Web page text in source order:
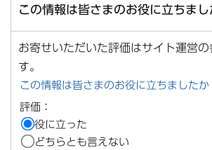
この情報は皆さまのお役に立ちまし
お寄せいただいた評価はサイト運営
す。
この情報は皆さまのお役に立ちましたか
評価：
役に立った
どちらとも言えない